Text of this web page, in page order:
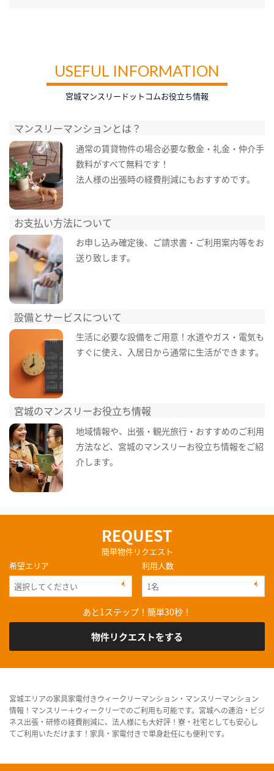
USEFUL INFORMATION
宮城マンスリードットコムお役立ち情報
マンスリーマンションとは？
通常の賃貸物件の場合必要な敷金・礼金・仲介手
数料がすべて無料です！
法人様の出張時の経費削減にもおすすめです。
お支払い方法について
お申し込み確定後、ご請求書・ご利用案内等をお
送り致します。
設備とサービスについて
生活に必要な設備をご用意！水道やガス・電気も
すぐに使え、入居日から通常に生活ができます。
宮城のマンスリーお役立ち情報
地域情報や、出張・観光旅行・おすすめのご利用
方法など、宮城のマンスリーお役立ち情報をご紹
介します。
REQUEST
簡単物件リクエスト
希望エリア
利用人数
あと1ステップ！簡単30秒！
物件リクエストをする
宮城エリアの家具家電付きウィークリーマンション・マンスリーマンション
情報！マンスリー＋ウィークリーでのご利用も可能です。宮城への連泊・ビジ
ネス出張・研修の経費削減に、法人様にも大好評！寮・社宅としても安心し
てご利用いただけます！家具・家電付きで単身赴任にも便利です。